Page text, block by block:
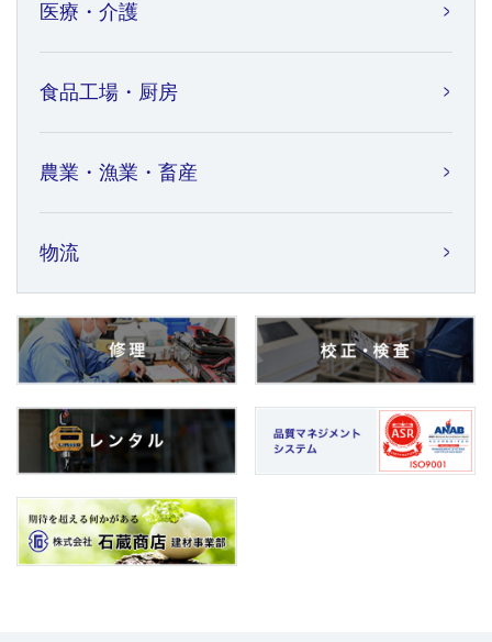
医療・介護
食品工場・厨房
農業・漁業・畜産
物流